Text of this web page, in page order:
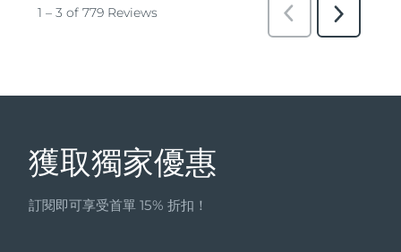
獲取獨家優惠
訂閱即可享受首單 15% 折扣！